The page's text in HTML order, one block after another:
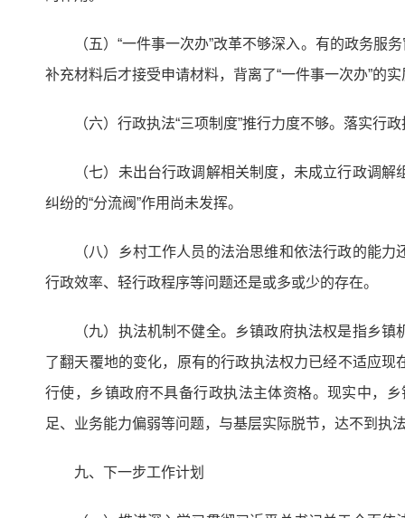
（五）“一件事一次办”改革不够深入。有的政务
补充材料后才接受申请材料，背离了“一件事一次办”的
（六）行政执法“三项制度”推行力度不够。落实
（七）未出台行政调解相关制度，未成立行政调
纠纷的“分流阀”作用尚未发挥。
（八）乡村工作人员的法治思维和依法行政的能
行政效率、轻行政程序等问题还是或多或少的存在。
（九）执法机制不健全。乡镇政府执法权是指乡
了翻天覆地的变化，原有的行政执法权力已经不适应
行使，乡镇政府不具备行政执法主体资格。现实中，
足、业务能力偏弱等问题，与基层实际脱节，达不到执
九、下一步工作计划